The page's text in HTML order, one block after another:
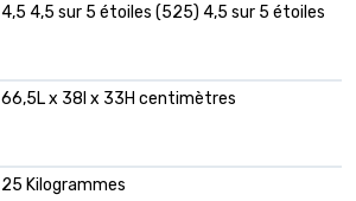
4,5 4,5 sur 5 étoiles (525) 4,5 sur 5 étoiles
66,5L x 38l x 33H centimètres
25 Kilogrammes